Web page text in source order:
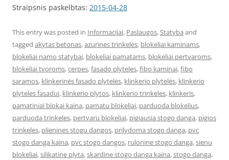
Straipsnis paskelbtas: 2015-04-28
This entry was posted in Informacijai, Paslaugos,Statyba and
tagged akytas betonas,azurines trinkeles, blokeliai kaminams,
blokeliai namo statybai, blokeliai pamatams, blokeliai pertvaroms,
blokeliai tvoroms,cerpes,fasado plyteles,fibo kaminai,fibo
saramos, klinkerinės fasado plytelės, klinkerio plytelės, klinkerio
plyteles fasadui, klinkerio plytos, klinkerio trinkeles, klinkeris,
pamatiniai blokai kaina, pamatu blokeliai, parduoda blokelius,
parduoda trinkeles, pertvaru blokeliai, pigiausia stogo danga, pigios
trinkeles, plienines stogu dangos, prilydoma stogo danga, pvc
stogo danga kaina, pvc stogo dangos, rulonine stogo danga,sienu
blokeliai,silikatine plyta,skardine stogo danga kaina,stogo danga,